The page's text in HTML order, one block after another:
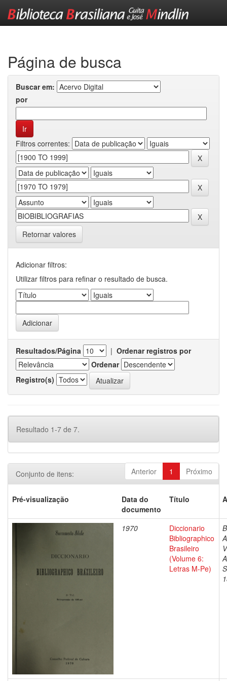
Página de busca
Buscar em:
por
Filtros correntes:
Retornar valores
Adicionar filtros:
Utilizar filtros para refinar o resultado de busca.
Resultados/Página | Ordenar registros por
Ordenar
Registro(s)
Resultado 1-7 de 7.
Anterior 1 Próximo
Conjunto de itens:
Pré-visualização
Data do
documento
Título
1970
Diccionario
Bibliographico
Brasileiro
(Volume 6:
Letras M-Pe)